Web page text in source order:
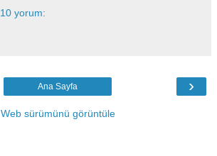
10 yorum:
›
Ana Sayfa
Web sürümünü görüntüle